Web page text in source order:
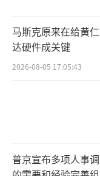
马斯克原来在给黄
达硬件成关键
2026-08-05 17:05:43
普京宣布多项人事